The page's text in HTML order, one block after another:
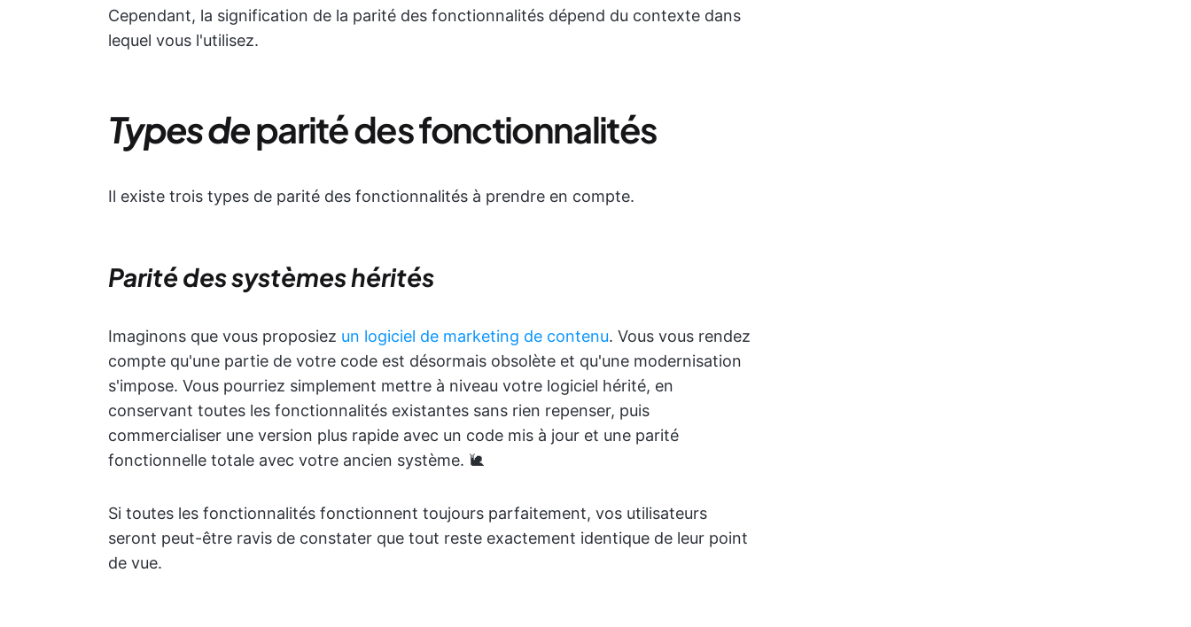
Cependant, la signification de la parité des fonctionnalités dépend du contexte dans
lequel vous l'utilisez.
Types deparité des fonctionnalités
Il existe trois types de parité des fonctionnalités à prendre en compte.
Parité des systèmes hérités
Imaginons que vous proposiez un logiciel de marketing de contenu. Vous vous rendez
compte qu'une partie de votre code est désormais obsolète et qu'une modernisation
s'impose. Vous pourriez simplement mettre à niveau votre logiciel hérité, en
conservant toutes les fonctionnalités existantes sans rien repenser, puis
commercialiser une version plus rapide avec un code mis à jour et une parité
fonctionnelle totale avec votre ancien système. 🐌
Si toutes les fonctionnalités fonctionnent toujours parfaitement, vos utilisateurs
seront peut-être ravis de constater que tout reste exactement identique de leur point
de vue.